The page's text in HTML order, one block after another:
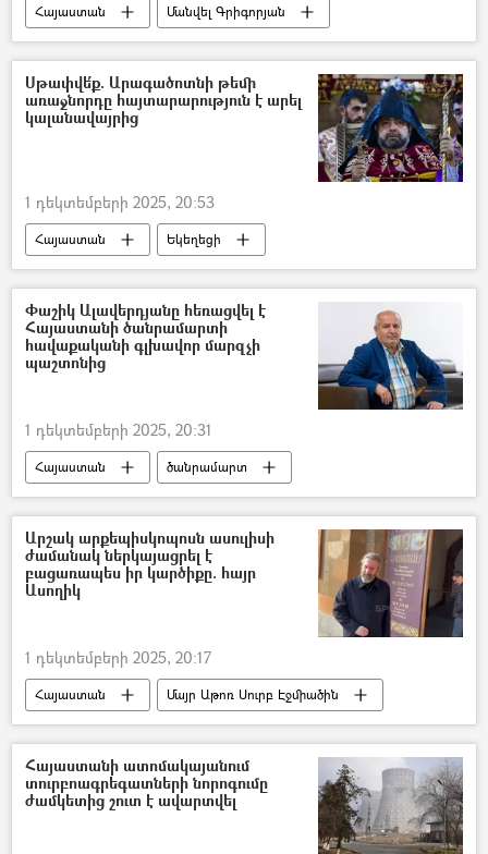
Հայաստան
Մանվել Գրիգորյան
Հակակոռուպցիոն կոմիտե
Նաիրա Գրիգորյան
գրավ
Մեղադրանք
Սթափվե՛ք. Արագածոտնի թեմի
առաջնորդը հայտարարություն է արել
կալանավայրից
1 դեկտեմբերի 2025, 20:53
Հայաստան
Եկեղեցի
Արագածոտնի թեմի առաջնորդարան
Մկրտիչ եպիսկոպոս Պռոշյան
Փաշիկ Ալավերդյանը հեռացվել է
Հայաստանի ծանրամարտի
հավաքականի գլխավոր մարզչի
պաշտոնից
1 դեկտեմբերի 2025, 20:31
Հայաստան
ծանրամարտ
Փաշիկ Ալավերդյան
Սպորտ
Արշակ արքեպիսկոպոսն ասուլիսի
ժամանակ ներկայացրել է
բացառապես իր կարծիքը. հայր
Ասողիկ
1 դեկտեմբերի 2025, 20:17
Հայաստան
Մայր Աթոռ Սուրբ Էջմիածին
Տեր Արշակ արքեպիսկոպոս Խաչատրյան
Հոգեշնորհ հայր Ասողիկ աբեղա
Հայաստանի ատոմակայանում
տուրբոագրեգատների նորոգումը
ժամկետից շուտ է ավարտվել